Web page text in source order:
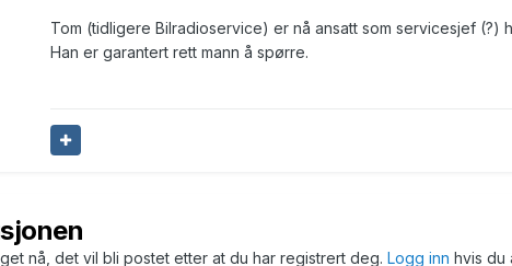
Tom (tidligere Bilradioservice) er nå ansatt som servicesjef (?)
Han er garantert rett mann å spørre.
nå, det vil bli postet etter at du har registrert deg. Logg inn hvis du